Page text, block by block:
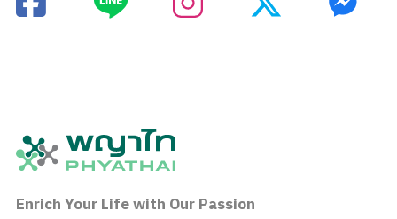
Enrich Your Life with Our Passion